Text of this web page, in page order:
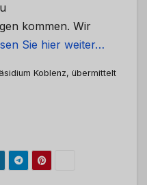
kommen. Wir
Sie hier weiter…
Koblenz, übermittelt